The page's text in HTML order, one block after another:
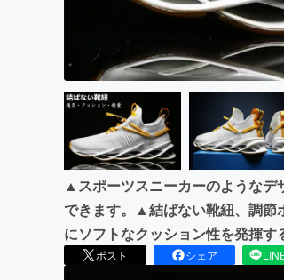
▲スポーツスニーカーのようなデ
できます。▲結ばない靴紐、調節
にソフトなクッション性を発揮す
ポスト シェア